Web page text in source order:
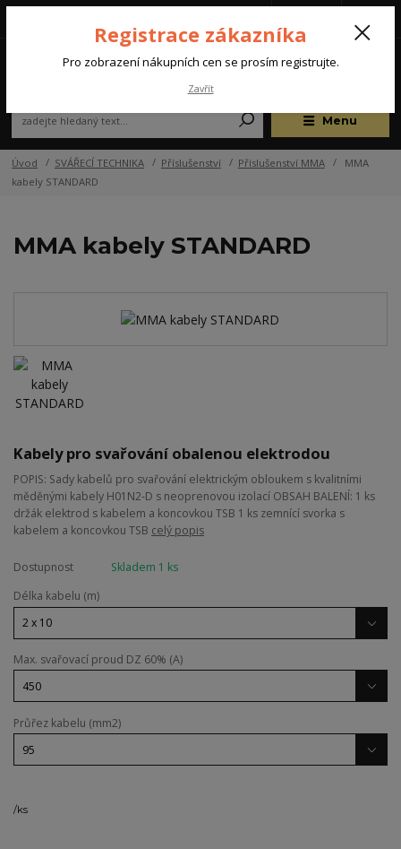
Menu
(Po-Pá, 07:00-15:30 hod.)
Úvod SVÁŘECÍ TECHNIKA Příslušenství Příslušenství MMA
MMA
kabely STANDARD
MMA kabely STANDARD
Kabely pro svařování obalenou elektrodou
POPIS: Sady kabelů pro svařování elektrickým obloukem s kvalitními
měděnými kabely H01N2-D s neoprenovou izolací OBSAH BALENÍ: 1 ks
držák elektrod s kabelem a koncovkou TSB 1 ks zemnící svorka s
kabelem a koncovkou TSB celý popis
Dostupnost
Skladem 1 ks
Délka kabelu (m)
Max. svařovací proud DZ 60% (A)
Průřez kabelu (mm2)
/ks
Registrace zákazníka
Pro zobrazení nákupních cen se prosím registrujte.
Zavřít